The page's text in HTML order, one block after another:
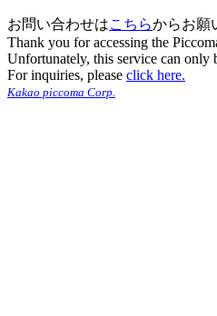
お問い合わせはこちらからお願
Thank you for accessing the
Unfortunately, this service can only
For inquiries, please click here.
Kakao piccoma Corp.